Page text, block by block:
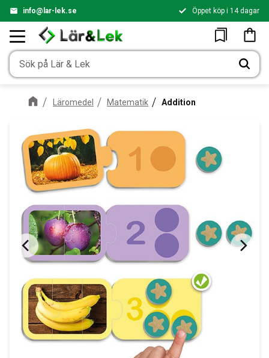
info@lar-lek.se Öppet köp i 14 dagar
Favoriter
Läromedel Matematik Addition